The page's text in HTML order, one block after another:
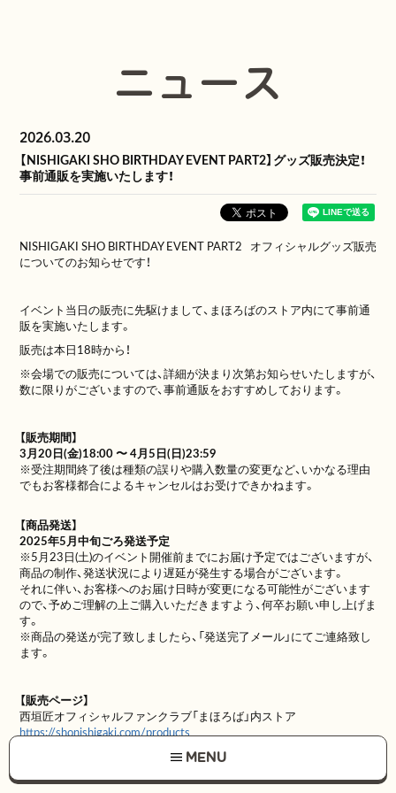
MENU
ニュース
2026.03.20
【NISHIGAKI SHO BIRTHDAY EVENT PART2】グッズ販売決定！
事前通販を実施いたします！
NISHIGAKI SHO BIRTHDAY EVENT PART2 オフィシャルグッズ販売
についてのお知らせです！
イベント当日の販売に先駆けまして、まほろばのストア内にて事前通
販を実施いたします。
販売は本日18時から！
※会場での販売については、詳細が決まり次第お知らせいたしますが、
数に限りがございますので、事前通販をおすすめしております。
【販売期間】
3月20日(金)18:00 〜 4月5日(日)23:59
※受注期間終了後は種類の誤りや購入数量の変更など、いかなる理由
でもお客様都合によるキャンセルはお受けできかねます。
【商品発送】
2025年5月中旬ごろ発送予定
※5月23日(土)のイベント開催前までにお届け予定ではございますが、
商品の制作、発送状況により遅延が発生する場合がございます。
それに伴い、お客様へのお届け日時が変更になる可能性がございます
ので、予めご理解の上ご購入いただきますよう、何卒お願い申し上げま
す。
※商品の発送が完了致しましたら、「発送完了メール」にてご連絡致し
ます。
【販売ページ】
西垣匠オフィシャルファンクラブ「まほろば」内ストア
https://shonishigaki.com/products